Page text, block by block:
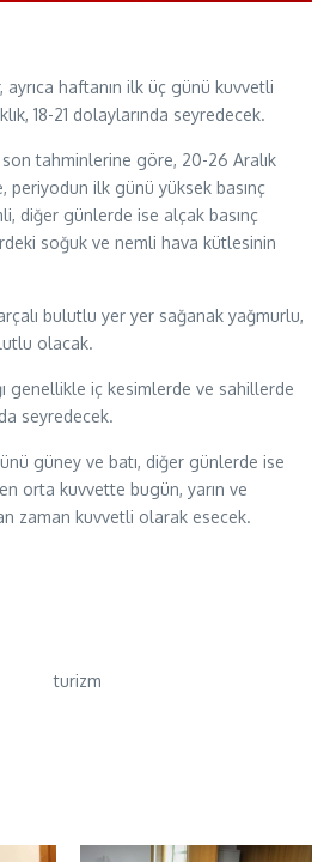
ayrıca haftanın ilk üç günü kuvvetli
18-21 dolaylarında seyredecek.
tahminlerine göre, 20-26 Aralık
periyodun ilk günü yüksek basınç
diğer günlerde ise alçak basınç
soğuk ve nemli hava kütlesinin
bulutlu yer yer sağanak yağmurlu,
olacak.
genellikle iç kesimlerde ve sahillerde
seyredecek.
güney ve batı, diğer günlerde ise
orta kuvvette bugün, yarın ve
zaman kuvvetli olarak esecek.